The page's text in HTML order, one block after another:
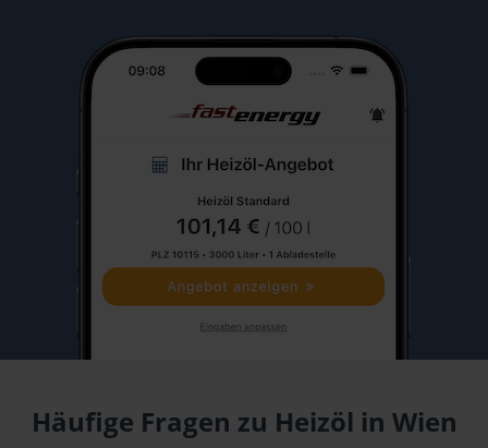
Häufige Fragen zu Heizöl in Wien